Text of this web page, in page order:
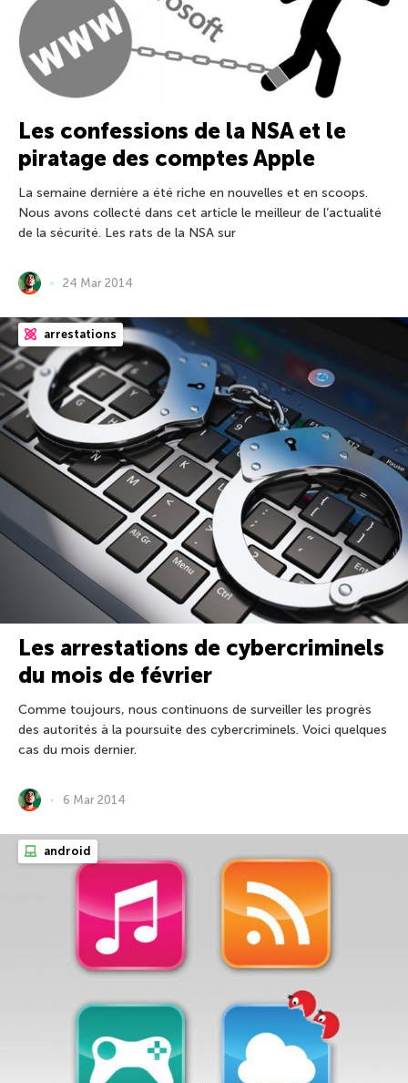
Les confessions de la NSA et le
piratage des comptes Apple
La semaine dernière a été riche en nouvelles et en scoops.
Nous avons collecté dans cet article le meilleur de l’actualité
de la sécurité. Les rats de la NSA sur
24 Mar 2014
arrestations
Les arrestations de cybercriminels
du mois de février
Comme toujours, nous continuons de surveiller les progrès
des autorités à la poursuite des cybercriminels. Voici quelques
cas du mois dernier.
6 Mar 2014
android